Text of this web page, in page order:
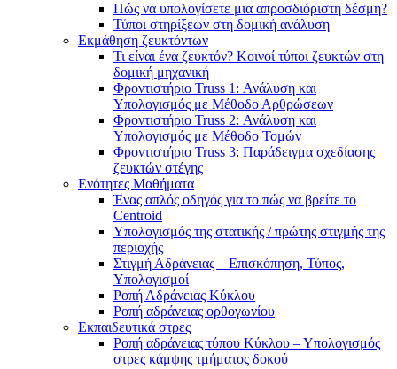
Πώς να υπολογίσετε μια απροσδιόριστη δέσμη?
Τύποι στηρίξεων στη δομική ανάλυση
Εκμάθηση ζευκτόντων
Τι είναι ένα ζευκτόν? Κοινοί τύποι ζευκτών στη
δομική μηχανική
Φροντιστήριο Truss 1: Ανάλυση και
Υπολογισμός με Μέθοδο Αρθρώσεων
Φροντιστήριο Truss 2: Ανάλυση και
Υπολογισμός με Μέθοδο Τομών
Φροντιστήριο Truss 3: Παράδειγμα σχεδίασης
ζευκτών στέγης
Ενότητες Μαθήματα
Ένας απλός οδηγός για το πώς να βρείτε το
Centroid
Υπολογισμός της στατικής / πρώτης στιγμής της
περιοχής
Στιγμή Αδράνειας – Επισκόπηση, Τύπος,
Υπολογισμοί
Ροπή Αδράνειας Κύκλου
Ροπή αδράνειας ορθογωνίου
Εκπαιδευτικά στρες
Ροπή αδράνειας τύπου Κύκλου – Υπολογισμός
στρες κάμψης τμήματος δοκού